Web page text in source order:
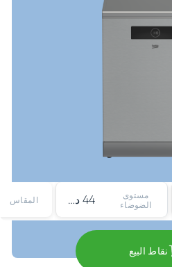
مستوى
الضوضاء
44 ديسيبل المقاس
نقاط البيع